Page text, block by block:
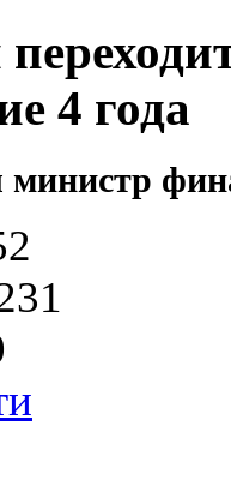
4 года
министр